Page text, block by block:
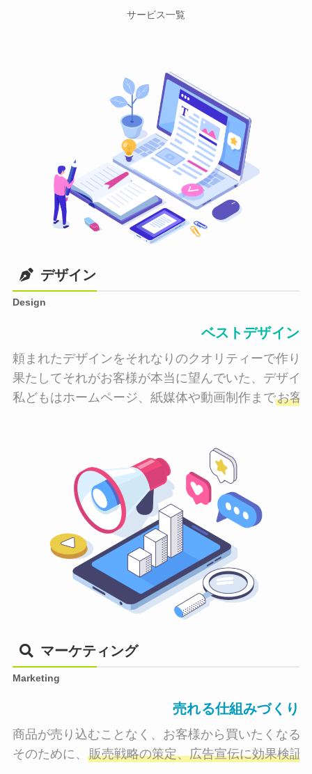
サービス一覧
デザイン
Design
ベストデザイン
頼まれたデザインをそれなりのクオリティーで作り
果たしてそれがお客様が本当に望んでいた、デザイ
私どもはホームページ、紙媒体や動画制作までお客
マーケティング
Marketing
売れる仕組みづくり
商品が売り込むことなく、お客様から買いたくなる
そのために、 販売戦略の策定、広告宣伝に効果検証